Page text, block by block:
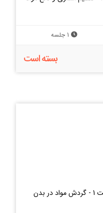
1 جلسه
بسته است